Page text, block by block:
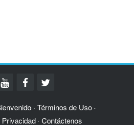
· Términos de Uso ·
· Contáctenos